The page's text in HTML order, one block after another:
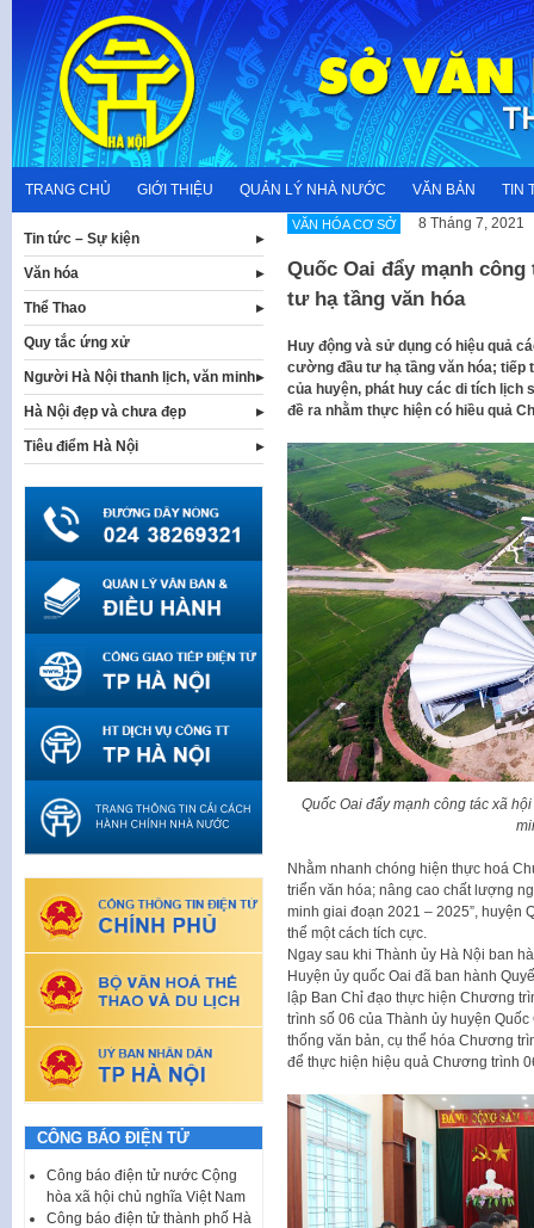
content
TRANG CHỦ GIỚI THIỆU QUẢN LÝ NHÀ NƯỚC VĂN BẢN TIN
VĂN HÓA CƠ SỞ 8 Tháng 7, 2021
Quốc Oai đẩy mạnh
tư hạ tầng văn hóa
Huy động và sử dụng có hiệu quả
cường đầu tư hạ tầng văn hóa; tiếp
của huyện, phát huy các di tích
đề ra nhằm thực hiện có hiều quả
Quốc Oai đẩy mạnh công tác xã
Nhằm nhanh chóng hiện thực hoá
triển văn hóa; nâng cao chất lượng
minh giai đoạn 2021 – 2025”, huyện
thể một cách tích cực.
Ngay sau khi Thành ủy Hà Nội ban
Huyện ủy quốc Oai đã ban hành
lập Ban Chỉ đạo thực hiện Chương
trình số 06 của Thành ủy huyện
thống văn bản, cụ thể hóa Chương
để thực hiện hiệu quả Chương trình
Tin tức – Sự kiện
Văn hóa
Thể Thao
Quy tắc ứng xử
Người Hà Nội thanh lịch, văn minh
Hà Nội đẹp và chưa đẹp
Tiêu điểm Hà Nội
CÔNG BÁO ĐIỆN TỬ
Công báo điện tử nước Cộng
hòa xã hội chủ nghĩa Việt Nam
Công báo điện tử thành phố Hà